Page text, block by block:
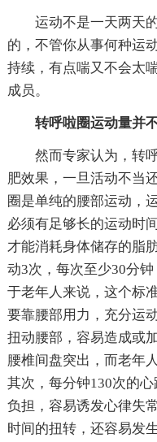
运动不是一天两天
的，不管你从事何种运
持续，有点喘又不会太
成员。
转呼啦圈运动量并
然而专家认为，转
肥效果，一旦活动不当
圈是单纯的腰部运动，
必须有足够长的运动时
才能消耗身体储存的脂
动3次，每次至少30分
于老年人来说，这个标
要靠腰部用力，充分运
扭动腰部，容易造成或
腰椎间盘突出，而老年
其次，每分钟130次的
负担，容易诱发心律失
时间的扭转，还容易发